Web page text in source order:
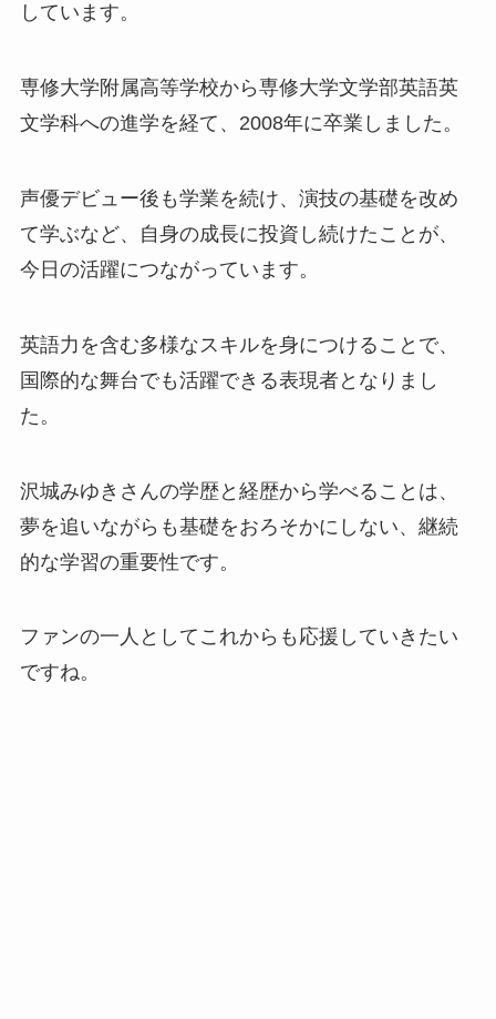
しています。
専修大学附属高等学校から専修大学文学部英語英
文学科への進学を経て、2008年に卒業しました。
声優デビュー後も学業を続け、演技の基礎を改め
て学ぶなど、自身の成長に投資し続けたことが、
今日の活躍につながっています。
英語力を含む多様なスキルを身につけることで、
国際的な舞台でも活躍できる表現者となりまし
た。
沢城みゆきさんの学歴と経歴から学べることは、
夢を追いながらも基礎をおろそかにしない、継続
的な学習の重要性です。
ファンの一人としてこれからも応援していきたい
ですね。